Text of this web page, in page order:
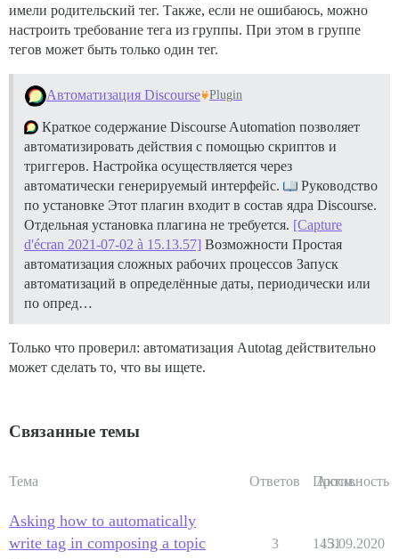
имели родительский тег. Также, если не ошибаюсь, можно
настроить требование тега из группы. При этом в группе
тегов может быть только один тег.
Автоматизация Discourse Plugin
Краткое содержание Discourse Automation позволяет
автоматизировать действия с помощью скриптов и
триггеров. Настройка осуществляется через
автоматически генерируемый интерфейс.
Руководство
по установке Этот плагин входит в состав ядра Discourse.
Отдельная установка плагина не требуется. [Capture
d'écran 2021-07-02 à 15.13.57] Возможности Простая
автоматизация сложных рабочих процессов Запуск
автоматизаций в определённые даты, периодически или
по опред…
Только что проверил: автоматизация Autotag действительно
может сделать то, что вы ищете.
Связанные темы
Тема Ответов Просм.
Активность
Asking how to automatically
write tag in composing a topic
3 1451
13.09.2020